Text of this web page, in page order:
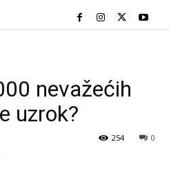
nevažećih
uzrok?
0
254